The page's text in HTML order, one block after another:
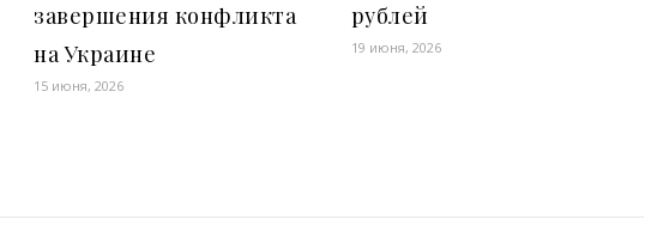
завершения конфликта
на Украине
15 июня, 2026
рублей
19 июня, 2026